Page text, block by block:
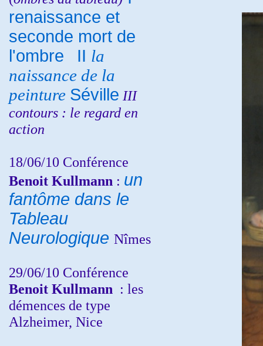
renaissance et
seconde mort de
l'ombre
II la
naissance de la
peinture Séville III
contours : le regard en
action
18/06/10 Conférence
Benoit Kullmann : un
fantôme dans le
Tableau
Neurologique Nîmes
29/06/10 Conférence
Benoit Kullmann : les
démences de type
Alzheimer, Nice